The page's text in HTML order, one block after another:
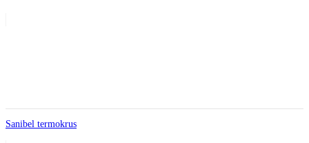
Sanibel termokrus